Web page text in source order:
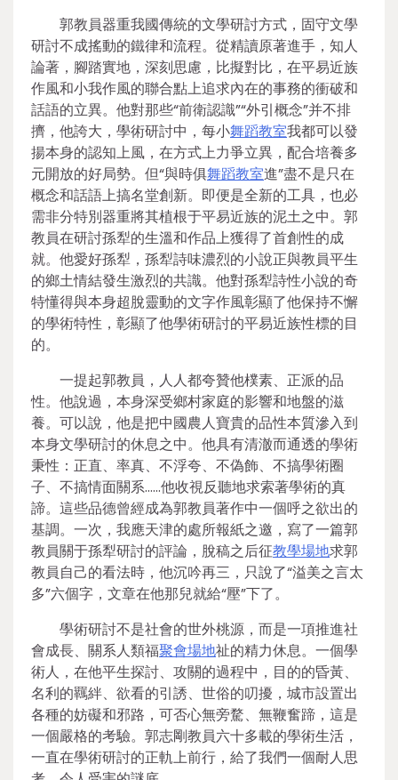
郭教員器重我國傳統的文學研討方式，固守文學
研討不成搖動的鐵律和流程。從精讀原著進手，知人
論著，腳踏實地，深刻思慮，比擬對比，在平易近族
作風和小我作風的聯合點上追求內在的事務的衝破和
話語的立異。他對那些“前衛認識”“外引概念”并不排
擠，他誇大，學術研討中，每小舞蹈教室我都可以發
揚本身的認知上風，在方式上力爭立異，配合培養多
元開放的好局勢。但“與時俱舞蹈教室進”盡不是只在
概念和話語上搞名堂創新。即便是全新的工具，也必
需非分特別器重將其植根于平易近族的泥土之中。郭
教員在研討孫犁的生溫和作品上獲得了首創性的成
就。他愛好孫犁，孫犁詩味濃烈的小說正與教員平生
的鄉土情結發生激烈的共識。他對孫犁詩性小說的奇
特懂得與本身超脫靈動的文字作風彰顯了他保持不懈
的學術特性，彰顯了他學術研討的平易近族性標的目
的。
一提起郭教員，人人都夸贊他樸素、正派的品
性。他說過，本身深受鄉村家庭的影響和地盤的滋
養。可以說，他是把中國農人寶貴的品性本質滲入到
本身文學研討的休息之中。他具有清澈而通透的學術
秉性：正直、率真、不浮夸、不偽飾、不搞學術圈
子、不搞情面關系……他收視反聽地求索著學術的真
諦。這些品德曾經成為郭教員著作中一個呼之欲出的
基調。一次，我應天津的處所報紙之邀，寫了一篇郭
教員關于孫犁研討的評論，脫稿之后征教學場地求郭
教員自己的看法時，他沉吟再三，只說了“溢美之言太
多”六個字，文章在他那兒就給“壓”下了。
學術研討不是社會的世外桃源，而是一項推進社
會成長、關系人類福聚會場地祉的精力休息。一個學
術人，在他平生探討、攻關的過程中，目的的昏黃、
名利的羈絆、欲看的引誘、世俗的叨擾，城市設置出
各種的妨礙和邪路，可否心無旁騖、無鞭奮蹄，這是
一個嚴格的考驗。郭志剛教員六十多載的學術生活，
一直在學術研討的正軌上前行，給了我們一個耐人思